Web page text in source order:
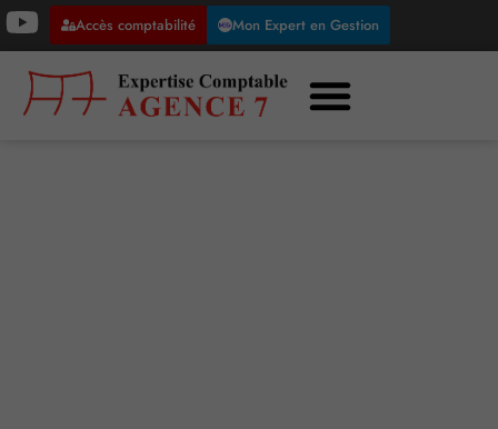
Accès comptabilité Mon Expert en Gestion